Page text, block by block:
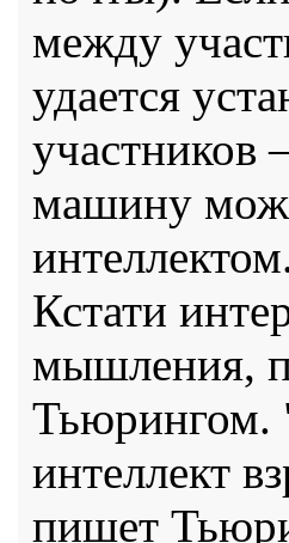
между
удается
машину
Кстати
мышления,
Тьюрингом.
интеллект
пишет